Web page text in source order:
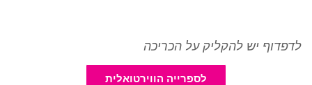
לדפדוף יש להקליק על הכריכה
לספרייה הווירטואלית